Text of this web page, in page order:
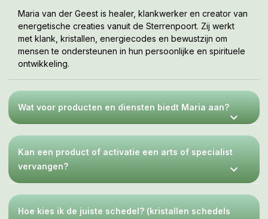
Maria van der Geest is healer, klankwerker en creator van
energetische creaties vanuit de Sterrenpoort. Zij werkt
met klank, kristallen, energiecodes en bewustzijn om
mensen te ondersteunen in hun persoonlijke en spirituele
ontwikkeling.
Wat voor producten en diensten biedt Maria aan?
Kan een product of activatie een arts of specialist
vervangen?
Hoe kies ik de juiste schedel? (kristallen schedels